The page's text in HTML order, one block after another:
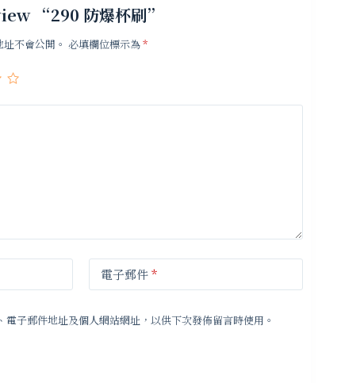
“290 防爆杯刷”
不會公開。 必填欄位標示為*
電子郵件*
電子郵件地址及個人網站網址，以供下次發佈留言時使用。